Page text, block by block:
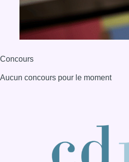
Concours
Aucun concours pour le moment